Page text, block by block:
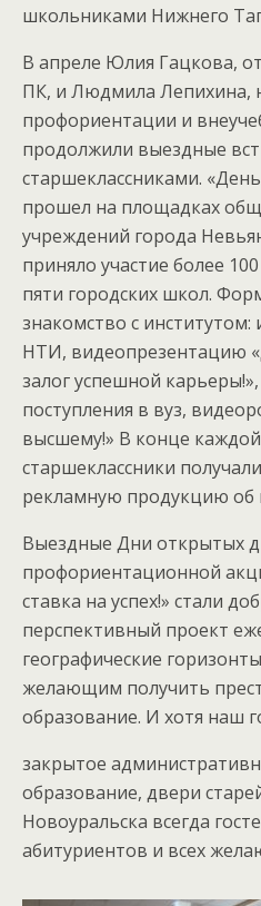
школьниками Нижнего
В апреле Юлия Гацкова,
ПК, и Людмила Лепихина,
профориентации и
продолжили выездные
старшеклассниками.
прошел на площадках
учреждений города
приняло участие более
пяти городских школ.
знакомство с институтом:
НТИ,
залог успешной
поступления в вуз,
высшему!» В конце
старшеклассники
рекламную продукцию об
Выездные Дни открытых
профориентационной
ставка на успех!» стали
перспективный проект
географические
желающим получить
образование. И хотя наш
закрытое
образование, двери
Новоуральска всегда
абитуриентов и всех